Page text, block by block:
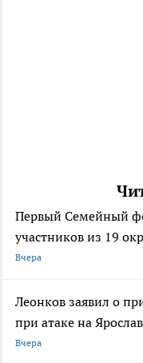
Первый Семейный
участников из 19
Вчера
Леонков заявил о
при атаке на
Вчера